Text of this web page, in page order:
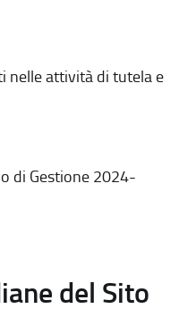
nelle attività di tutela e
di Gestione 2024-
del Sito